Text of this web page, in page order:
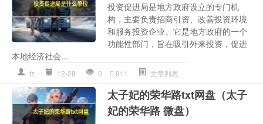
投资促进局是地方政府设立的专门机
构，主要负责招商引资、改善投资环境
和服务投资企业。它是地方政府的一个
功能性部门，旨在吸引外来投资，促进
本地经济社会...
tz 12-28 0 911 文章列表
太子妃的荣华路txt网盘（太子
妃的荣华路 微盘）